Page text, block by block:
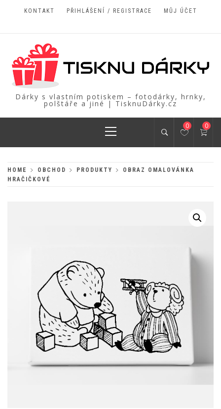
KONTAKT PŘIHLÁŠENÍ / REGISTRACE MŮJ ÚČET
Dárky s vlastním potiskem – fotodárky, hrnky,
polštáře a jiné | TisknuDárky.cz
Menu
0 0
HOME OBCHOD PRODUKTY
OBRAZ OMALOVÁNKA
HRAČIČKOVÉ